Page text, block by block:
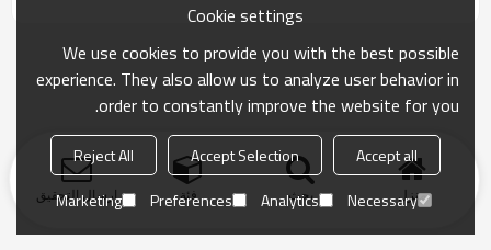
منزل بحث فئة ارسال التحقيق
Cookie settings
We use cookies to provide you with the best possible
experience. They also allow us to analyze user behavior in
order to constantly improve the website for you.
Accept all
Accept Selection
Reject All
Necessary
Analytics
Preferences
Marketing